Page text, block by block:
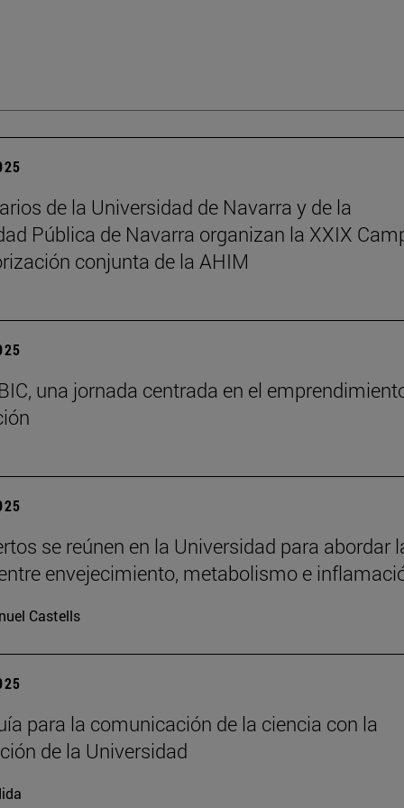
de la Universidad de Navarra y de la
Pública de Navarra organizan la XXIX
conjunta de la AHIM
una jornada centrada en el
se reúnen en la Universidad para abordar
envejecimiento, metabolismo e
Castells
para la comunicación de la ciencia con la
de la Universidad